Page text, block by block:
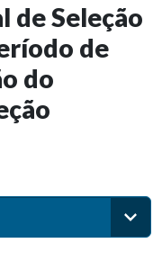
de Seleção
de
do